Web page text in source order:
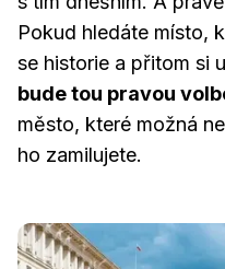
Pokud hledáte místo,
se historie a přitom si
bude tou pravou
město, které možná
ho zamilujete.